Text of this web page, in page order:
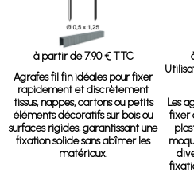
à partir de 7.90 € TTC
Agrafes fil finidéales pour fixer
rapidement et discrètement
tissus, nappes, cartons ou petits
éléments décoratifs sur bois ou
surfaces rigides, garantissant une
fixation solide sans abîmer les
matériaux.
Les
fixer